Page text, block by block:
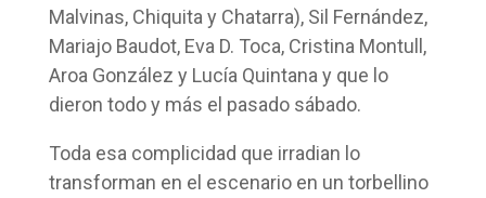
Malvinas, Chiquita y Chatarra), Sil Fernández,
Mariajo Baudot, Eva D. Toca, Cristina Montull,
Aroa González y Lucía Quintana y que lo
dieron todo y más el pasado sábado.
Toda esa complicidad que irradian lo
transforman en el escenario en un torbellino